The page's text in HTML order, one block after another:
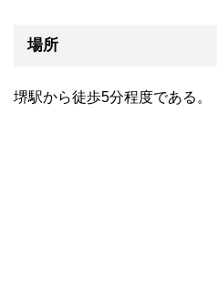
場所
堺駅から徒歩5分程度である。